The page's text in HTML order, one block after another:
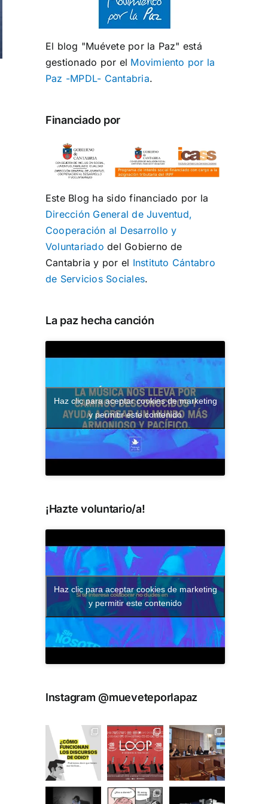
El blog "Muévete por la Paz" está
gestionado por el Movimiento por la
Paz -MPDL- Cantabria.
Financiado por
Este Blog ha sido financiado por la
Dirección General de Juventud,
Cooperación al Desarrollo y
Voluntariado del Gobierno de
Cantabria y por el Instituto Cántabro
de Servicios Sociales.
La paz hecha canción
Haz clic para aceptar cookies de marketing
y permitir este contenido
¡Hazte voluntario/a!
Haz clic para aceptar cookies de marketing
y permitir este contenido
Instagram @mueveteporlapaz